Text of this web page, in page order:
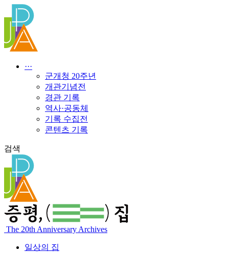
텐
로
건
···
군개청 20주년
개관기념전
경관 기록
역사·공동체
기록 수집전
콘텐츠 기록
검색
The 20th Anniversary Archives
일상의 집